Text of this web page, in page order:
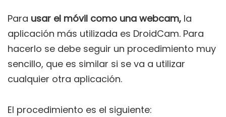
Para usar el móvil como una webcam, la
aplicación más utilizada es DroidCam. Para
hacerlo se debe seguir un procedimiento muy
sencillo, que es similar si se va a utilizar
cualquier otra aplicación.
El procedimiento es el siguiente: